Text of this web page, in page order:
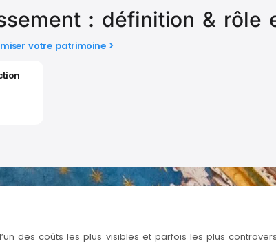
: définition & rôle
votre patrimoine >
des coûts les plus visibles et parfois les plus